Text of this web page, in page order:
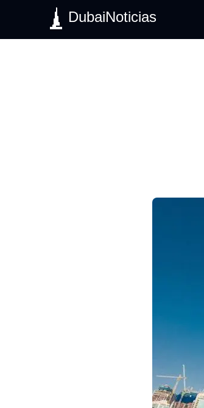
DubaiNoticias